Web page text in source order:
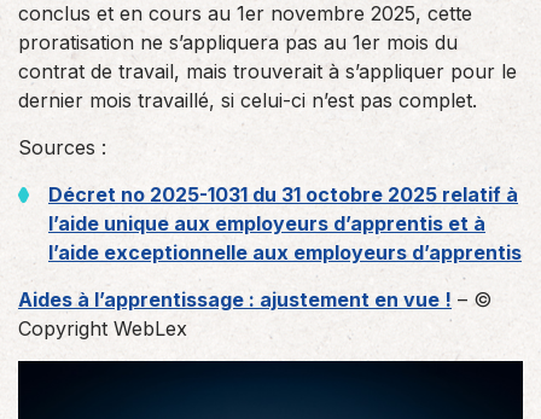
conclus et en cours au 1er novembre 2025, cette
proratisation ne s’appliquera pas au 1er mois du
contrat de travail, mais trouverait à s’appliquer pour le
dernier mois travaillé, si celui-ci n’est pas complet.
Sources :
Décret no 2025-1031 du 31 octobre 2025 relatif à
l’aide unique aux employeurs d’apprentis et à
l’aide exceptionnelle aux employeurs d’apprentis
Aides à l’apprentissage : ajustement en vue ! – ©
Copyright WebLex